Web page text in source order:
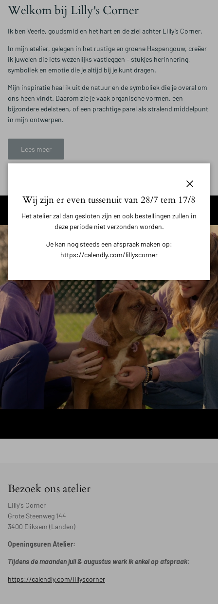
Welkom bij Lilly's Corner
Ik ben Veerle, goudsmid en het hart en de ziel achter Lilly’s Corner.
In mijn atelier, gelegen in het rustige en groene Haspengouw, creëer
ik juwelen die iets wezenlijks vastleggen – stukjes herinnering,
symboliek en emotie die je altijd bij je kunt dragen.
Mijn inspiratie haal ik uit de natuur en de symboliek die je overal om
ons heen vindt. Daarom zie je vaak organische vormen, een
bijzondere edelsteen, of een prachtige parel als stralend middelpunt
in mijn ontwerpen.
Lees meer
Bezoek ons atelier
Lilly's Corner
Grote Steenweg 144
3400 Eliksem (Landen)
Openingsuren Atelier:
Tijdens de maanden juli & augustus werk ik enkel op afspraak:
https://calendly.com/lillyscorner
Sluiten
Wij zijn er even tussenuit van 28/7 tem 17/8
Het atelier zal dan gesloten zijn en ook bestellingen zullen in
deze periode niet verzonden worden.
Je kan nog steeds een afspraak maken op:
https://calendly.com/lillyscorner